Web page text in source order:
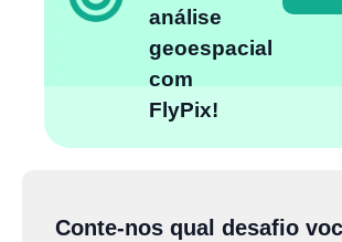
análise
geoespacial
com
FlyPix!
Conte-nos qual desafio